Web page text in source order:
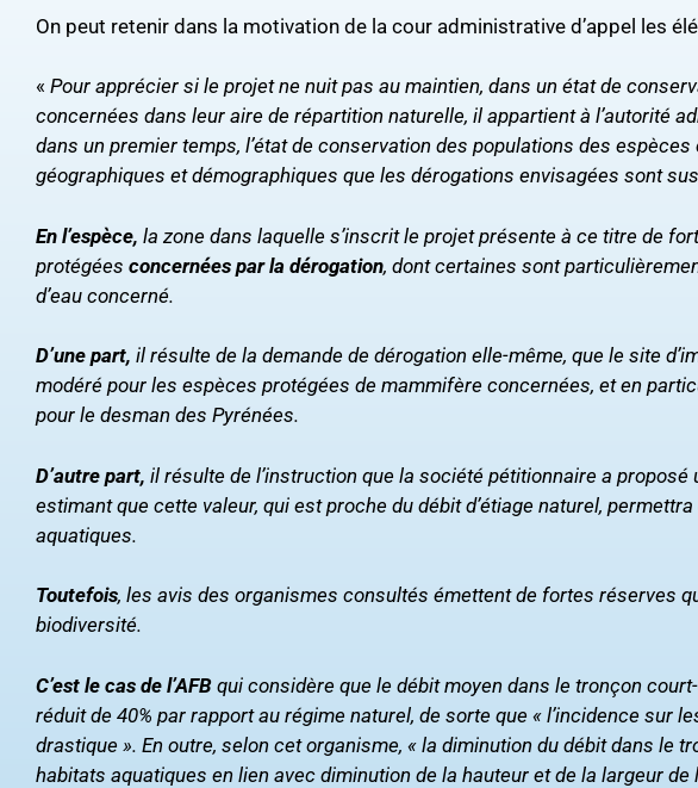
On peut retenir dans la motivation de la cour administrative d’appel les
« Pour apprécier si le projet ne nuit pas au maintien, dans un état de
concernées dans leur aire de répartition naturelle, il appartient à l’autorité
dans un premier temps, l’état de conservation des populations des
géographiques et démographiques que les dérogations envisagées sont
En l’espèce, la zone dans laquelle s’inscrit le projet présente à ce titre de
protégées concernées par la dérogation, dont certaines sont
d’eau concerné.
D’une part, il résulte de la demande de dérogation elle-même, que le site
modéré pour les espèces protégées de mammifère concernées, et en
pour le desman des Pyrénées.
D’autre part, il résulte de l’instruction que la société pétitionnaire a
estimant que cette valeur, qui est proche du débit d’étiage naturel,
aquatiques.
Toutefois, les avis des organismes consultés émettent de fortes réserves
biodiversité.
C’est le cas de l’AFB qui considère que le débit moyen dans le tronçon
réduit de 40% par rapport au régime naturel, de sorte que « l’incidence sur
drastique ». En outre, selon cet organisme, « la diminution du débit dans le
habitats aquatiques en lien avec diminution de la hauteur et de la largeur